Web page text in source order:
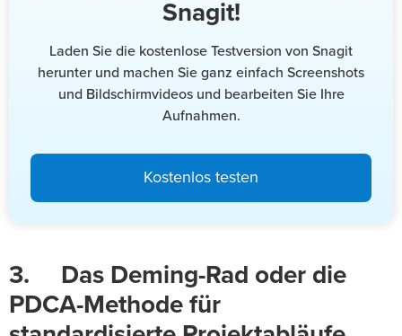
Snagit!
Laden Sie die kostenlose Testversion von Snagit
herunter und machen Sie ganz einfach Screenshots
und Bildschirmvideos und bearbeiten Sie Ihre
Aufnahmen.
Kostenlos testen
3. Das Deming-Rad oder die
PDCA-Methode für